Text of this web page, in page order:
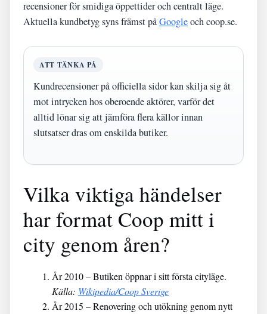
recensioner för smidiga öppettider och centralt läge.
Aktuella kundbetyg syns främst påGoogleoch coop.se.
ATT TÄNKA PÅ
Kundrecensioner på officiella sidor kan skilja sig åt
mot intrycken hos oberoende aktörer, varför det
alltid lönar sig att jämföra flera källor innan
slutsatser dras om enskilda butiker.
Vilka viktiga händelser
har format Coop mitt i
city genom åren?
År 2010– Butiken öppnar i sitt första cityläge.
Källa: Wikipedia/Coop Sverige
År 2015 – Renovering och utökning genom nytt